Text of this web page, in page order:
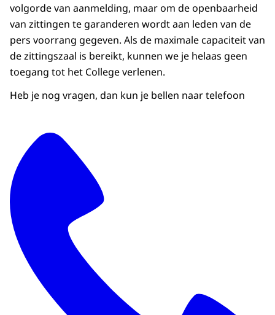
volgorde van aanmelding, maar om de openbaarheid
van zittingen te garanderen wordt aan leden van de
pers voorrang gegeven. Als de maximale capaciteit van
de zittingszaal is bereikt, kunnen we je helaas geen
toegang tot het College verlenen.
Heb je nog vragen, dan kun je bellen naar telefoon